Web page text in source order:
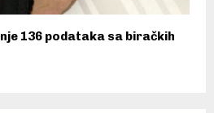
136 podataka sa biračkih